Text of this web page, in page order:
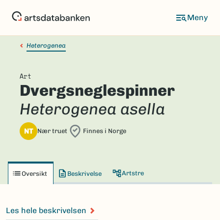
Heterogenea
Art
Dvergsneglespinner
Heterogenea asella
NT Nær truet Finnes i Norge
Oversikt Beskrivelse Artstre
Les hele beskrivelsen